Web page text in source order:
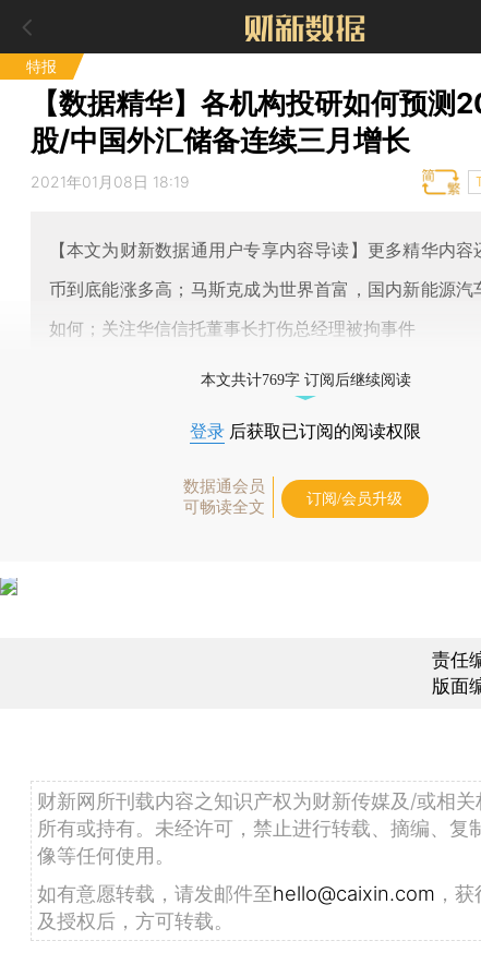
特报
【数据精华】各机构投研如何预测
股/中国外汇储备连续三月增长
2021年01月08日 18:19
【本文为财新数据通用户专享内容导读】更多精华内容
币到底能涨多高；马斯克成为世界首富，国内新能源汽
如何；关注华信信托董事长打伤总经理被拘事件
本文共计769字 订阅后继续阅读
登录 后获取已订阅的阅读权限
数据通会员
可畅读全文
订阅/会员升级
责任
版面
财新网所刊载内容之知识产权为财新传媒及/或相关
所有或持有。未经许可，禁止进行转载、摘编、复
像等任何使用。
如有意愿转载，请发邮件至hello@caixin.com ，
及授权后，方可转载。